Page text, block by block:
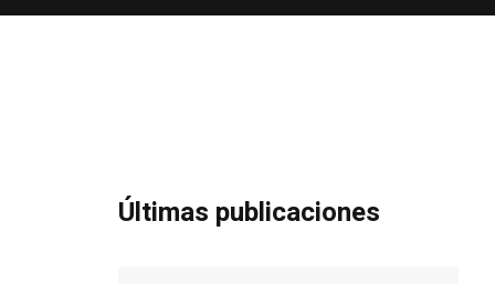
Últimas publicaciones